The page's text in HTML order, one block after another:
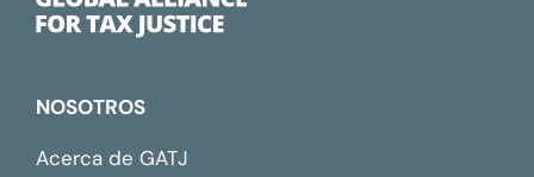
NOSOTROS
Acerca de GATJ